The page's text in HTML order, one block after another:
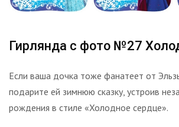
Гирлянда с фото №27
Если ваша дочка тоже фанатеет от
подарите ей зимнюю сказку, устроив
рождения в стиле «Холодное сердце».